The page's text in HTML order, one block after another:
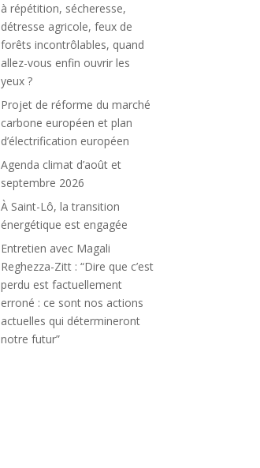
à répétition, sécheresse,
détresse agricole, feux de
forêts incontrôlables, quand
allez-vous enfin ouvrir les
yeux ?
Projet de réforme du marché
carbone européen et plan
d’électrification européen
Agenda climat d’août et
septembre 2026
À Saint-Lô, la transition
énergétique est engagée
Entretien avec Magali
Reghezza-Zitt : “Dire que c’est
perdu est factuellement
erroné : ce sont nos actions
actuelles qui détermineront
notre futur”